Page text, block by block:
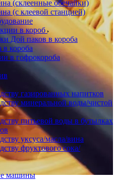
(склеенные обечайки)
(с клеевой станцией)
в короб
Дой паков в короба
в короба
в гофрокороба
газированных напитков
минеральной воды/чистой
питьевой воды в бутылках
уксуса/масла/вина
фруктового сока/
машины